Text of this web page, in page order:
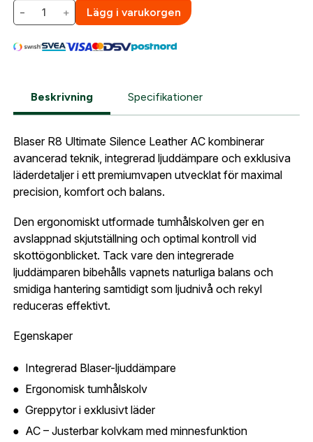
Polismyndigheten innan vapnet kan levereras. När
med licensansökan och hanterar processen
− + Lägg i varukorgen
Beskrivning Specifikationer
Blaser R8 Ultimate Silence Leather AC kombinerar
avancerad teknik, integrerad ljuddämpare och exklusiva
läderdetaljer i ett premiumvapen utvecklat för maximal
precision, komfort och balans.
Den ergonomiskt utformade tumhålskolven ger en
avslappnad skjutställning och optimal kontroll vid
skottögonblicket. Tack vare den integrerade
ljuddämparen bibehålls vapnets naturliga balans och
smidiga hantering samtidigt som ljudnivå och rekyl
reduceras effektivt.
Egenskaper
Integrerad Blaser-ljuddämpare
Ergonomisk tumhålskolv
Greppytor i exklusivt läder
AC – Justerbar kolvkam med minnesfunktion
Logga in
Logga in för att handla med dina avtalspriser, smidig
fakturabetalning och tillgång till orderhistorik.
När du är inloggad hanteras beställningen
automatiskt enligt dina inställningar.
E-postadress:
Lösenord:
Fyll i dina företags- eller föreningsuppgifter i
skapat. I vår FAQ hittar du svar på de vanligaste
frågorna gällande Mitt konto.
Företag- eller Föreningsnamn:
Org. nummer
Gatuadress:
Postnummer:*
så fort den här produkten är tillbaka i vårt
sortiment.
Blaser R8 Ultimate Silence Leather AC